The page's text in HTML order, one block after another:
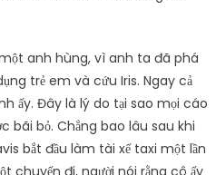
anh hùng, vì anh ta đã phá
trẻ em và cứu Iris. Ngay cả
ấy. Đây là lý do tại sao mọi cáo
bãi bỏ. Chẳng bao lâu sau khi
bắt đầu làm tài xế taxi một lần
chuyến đi, người nói rằng cô ấy